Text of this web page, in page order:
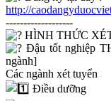
http://
-------------------
HÌNH THỨC
Đậu tốt nghiệp
ngành]
Các ngành xét tuyển
Điều dưỡng